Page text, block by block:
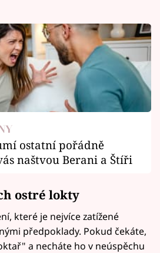
ostatní pořádně
naštvou Berani a Štíři
ostré lokty
které je nejvíce zatížené
předpoklady. Pokud čekáte,
a necháte ho v neúspěchu